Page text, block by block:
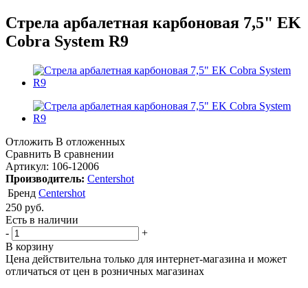
Стрела арбалетная карбоновая 7,5" EK
Cobra System R9
Отложить В отложенных
Сравнить В сравнении
Артикул: 106-12006
Производитель: Centershot
Бренд Centershot
250 руб.
Есть в наличии
-
+
В корзину
Цена действительна только для интернет-магазина и может
отличаться от цен в розничных магазинах